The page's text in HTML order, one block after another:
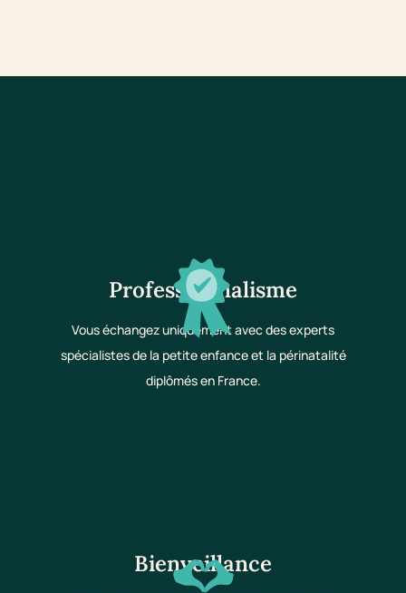
Professionnalisme
Vous échangez uniquement avec des experts
spécialistes de la petite enfance et la périnatalité
diplômés en France.
Bienveillance